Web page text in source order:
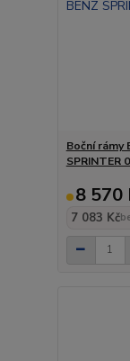
Boční rámy
SPRINTER
8 570
7 083 Kč